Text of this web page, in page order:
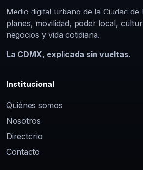
Medio digital urbano de la Ciudad de
planes, movilidad, poder local,
negocios y vida cotidiana.
La CDMX, explicada sin vueltas.
Institucional
Quiénes somos
Nosotros
Directorio
Contacto